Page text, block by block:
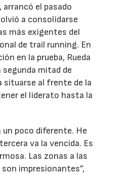
el pasado
a consolidarse
más exigentes del
de trail running. En
en la prueba, Rueda
mitad de
situarse al frente de la
el liderato hasta la
un poco diferente. He
va la vencida. Es
Las zonas a las
impresionantes”,